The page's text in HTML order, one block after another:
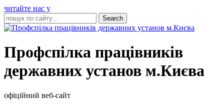
читайте нас у
Профспілка працівників
державних установ м.Києва
офіційний веб-сайт